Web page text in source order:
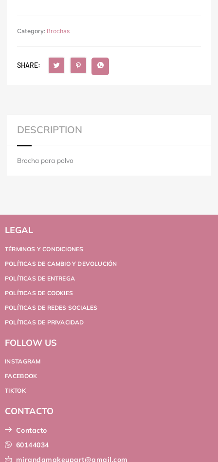
Category: Brochas
SHARE:
DESCRIPTION
Brocha para polvo
LEGAL
TÉRMINOS Y CONDICIONES
POLÍTICAS DE CAMBIO Y DEVOLUCIÓN
POLÍTICAS DE ENTREGA
POLÍTICAS DE COOKIES
POLÍTICAS DE REDES SOCIALES
POLÍTICAS DE PRIVACIDAD
FOLLOW US
INSTAGRAM
FACEBOOK
TIKTOK
CONTACTO
Contacto
60144034
mirandamakeupart@gmail.com